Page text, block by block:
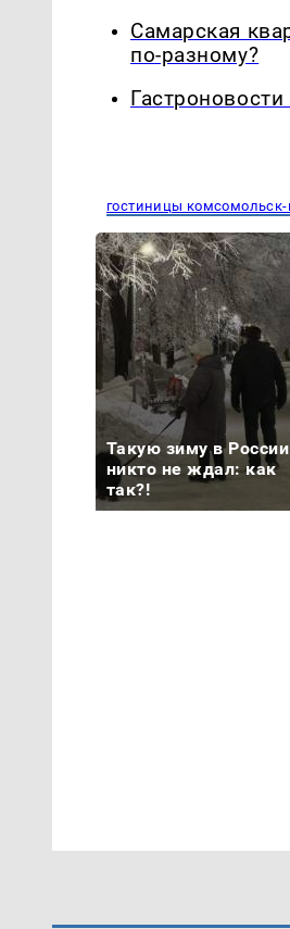
Самарская
по-разному?
гостиницы
Такую зиму в России
никто не ждал: как
так?!